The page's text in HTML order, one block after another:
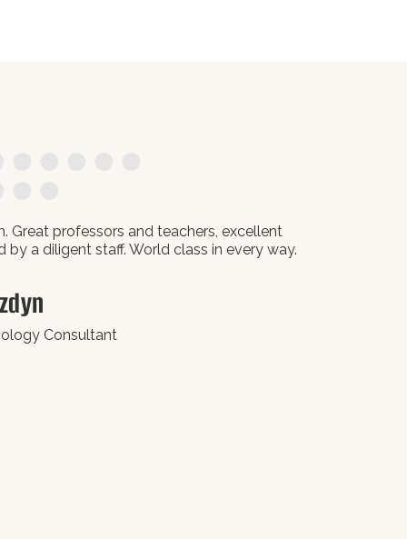
Great professors and teachers, excellent
by a diligent staff. World class in every way.
Consultant